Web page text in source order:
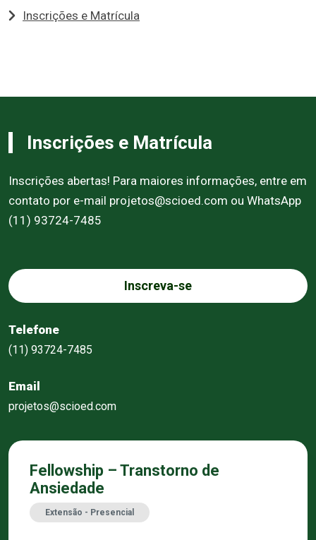
Inscrições e Matrícula
Inscrições e Matrícula
Inscrições abertas! Para maiores informações, entre em
contato por e-mail projetos@scioed.com ou WhatsApp
(11) 93724-7485
Inscreva-se
Telefone
(11) 93724-7485
Email
projetos@scioed.com
Fellowship – Transtorno de
Ansiedade
Extensão - Presencial